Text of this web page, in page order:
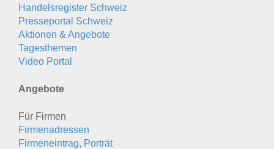
Handelsregister Schweiz
Presseportal Schweiz
Aktionen & Angebote
Tagesthemen
Video Portal
Angebote
Für Firmen
Firmenadressen
Firmeneintrag, Porträt